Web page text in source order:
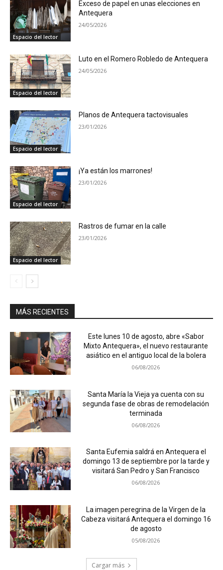
Espacio del lector
Exceso de papel en unas elecciones en
Antequera
24/05/2026
Espacio del lector
Luto en el Romero Robledo de Antequera
24/05/2026
Espacio del lector
Planos de Antequera tactovisuales
23/01/2026
Espacio del lector
¡Ya están los marrones!
23/01/2026
Espacio del lector
Rastros de fumar en la calle
23/01/2026
MÁS RECIENTES
Este lunes 10 de agosto, abre «Sabor
Mixto Antequera», el nuevo restaurante
asiático en el antiguo local de la bolera
06/08/2026
Santa María la Vieja ya cuenta con su
segunda fase de obras de remodelación
terminada
06/08/2026
Santa Eufemia saldrá en Antequera el
domingo 13 de septiembre por la tarde y
visitará San Pedro y San Francisco
06/08/2026
La imagen peregrina de la Virgen de la
Cabeza visitará Antequera el domingo 16
de agosto
05/08/2026
Cargar más